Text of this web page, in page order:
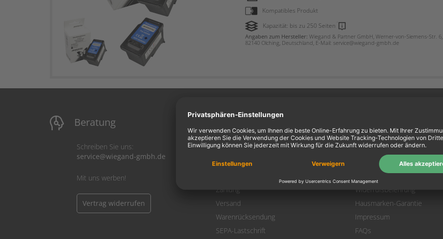
Kompatibles Produkt
Kapazität: bis zu 250 Seiten
Angaben zum Hersteller: Wiegand & Partner GmbH, Werner-von-Siemens-Str. 6,
82140 Olching, Deutschland, E-Mail: service@wiegand-gmbh.de
Beratung
Schreiben Sie uns:
service@wiegand-gmbh.de
Mit uns werben!
Vertrag widerrufen
Mein Konto
Login
Zahlung
Versand
Warenrücksendung
SEPA-Lastschrift
Über uns
Datenschutz
Widerrufsbelehrung
Hausmarken-Garantie
Impressum
FAQs